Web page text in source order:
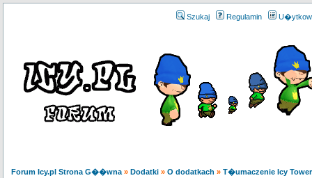
Szukaj Regulamin
Forum Icy.pl Strona G��wna » Dodatki » O dodatkach » T�umaczenie Icy